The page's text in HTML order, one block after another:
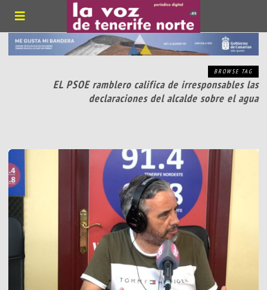
BROWSE TAG
EL PSOE ramblero califica de irresponsables las
declaraciones del alcalde sobre el agua